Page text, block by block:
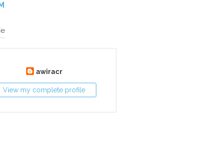
awiracr
View my complete profile